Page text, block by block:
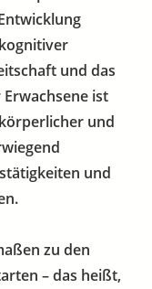
und das
ist
und
und
zu den
– das heißt,